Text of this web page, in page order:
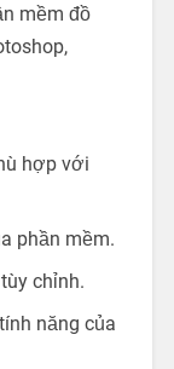
mềm đồ
hợp với
phần mềm.
chỉnh.
năng của